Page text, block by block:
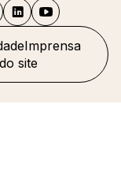
Imprensa
site